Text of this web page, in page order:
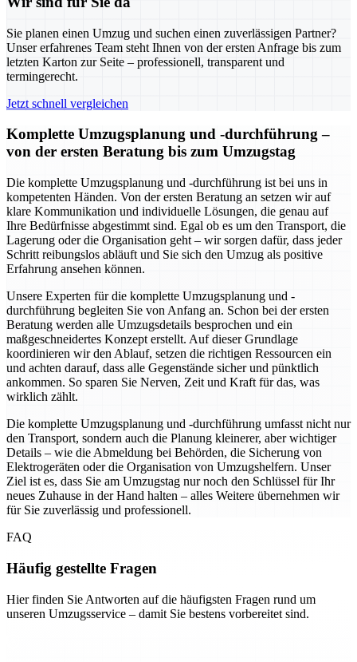
Sie planen einen Umzug und suchen einen zuverlässigen Partner?
Unser erfahrenes Team steht Ihnen von der ersten Anfrage bis zum
letzten Karton zur Seite – professionell, transparent und
termingerecht.
Jetzt schnell vergleichen
Komplette Umzugsplanung und -durchführung –
von der ersten Beratung bis zum Umzugstag
Die komplette Umzugsplanung und -durchführung ist bei uns in
kompetenten Händen. Von der ersten Beratung an setzen wir auf
klare Kommunikation und individuelle Lösungen, die genau auf
Ihre Bedürfnisse abgestimmt sind. Egal ob es um den Transport, die
Lagerung oder die Organisation geht – wir sorgen dafür, dass jeder
Schritt reibungslos abläuft und Sie sich den Umzug als positive
Erfahrung ansehen können.
Unsere Experten für die komplette Umzugsplanung und -
durchführung begleiten Sie von Anfang an. Schon bei der ersten
Beratung werden alle Umzugsdetails besprochen und ein
maßgeschneidertes Konzept erstellt. Auf dieser Grundlage
koordinieren wir den Ablauf, setzen die richtigen Ressourcen ein
und achten darauf, dass alle Gegenstände sicher und pünktlich
ankommen. So sparen Sie Nerven, Zeit und Kraft für das, was
wirklich zählt.
Die komplette Umzugsplanung und -durchführung umfasst nicht nur
den Transport, sondern auch die Planung kleinerer, aber wichtiger
Details – wie die Abmeldung bei Behörden, die Sicherung von
Elektrogeräten oder die Organisation von Umzugshelfern. Unser
Ziel ist es, dass Sie am Umzugstag nur noch den Schlüssel für Ihr
neues Zuhause in der Hand halten – alles Weitere übernehmen wir
für Sie zuverlässig und professionell.
FAQ
Häufig gestellte Fragen
Hier finden Sie Antworten auf die häufigsten Fragen rund um
unseren Umzugsservice – damit Sie bestens vorbereitet sind.